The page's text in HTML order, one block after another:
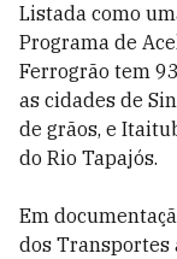
Listada como
Programa de
Ferrogrão tem
as cidades de
de grãos, e
do Rio Tapajós.
Em
dos Transportes